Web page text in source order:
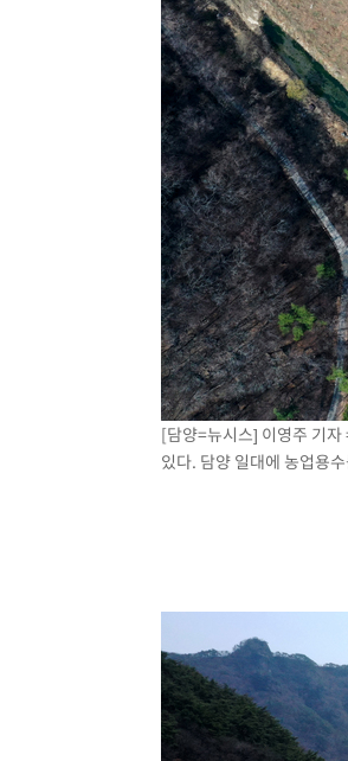
[담양=뉴시스] 이영주 기자
있다. 담양 일대에 농업용